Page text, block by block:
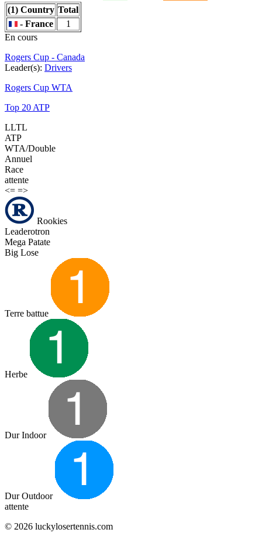
(1) Country Total
- France
1
En cours
Rogers Cup - Canada
Leader(s): Drivers
Rogers Cup WTA
Top 20 ATP
LLTL
ATP
WTA/Double
Annuel
Race
attente
<= =>
Rookies
Leaderotron
Mega Patate
Big Lose
Terre battue
Herbe
Dur Indoor
Dur Outdoor
attente
© 2026 luckylosertennis.com